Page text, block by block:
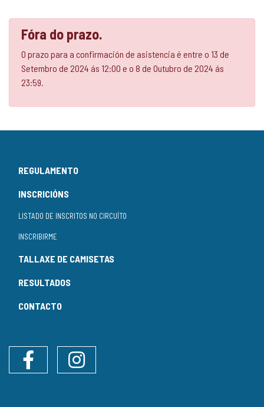
Fóra do prazo.
O prazo para a confirmación de asistencia é entre o 13 de
Setembro de 2024 ás 12:00 e o 8 de Outubro de 2024 ás
23:59.
REGULAMENTO
INSCRICIÓNS
LISTADO DE INSCRITOS NO CIRCUÍTO
INSCRIBIRME
TALLAXE DE CAMISETAS
RESULTADOS
CONTACTO
Instagram